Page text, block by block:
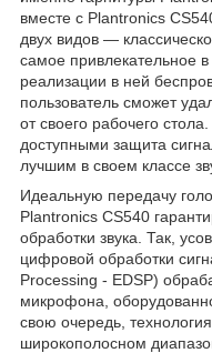
вместе с Plantronics
двух видов —
самое привлекательное
реализации в ней
пользователь сможет
от своего рабочего
доступными защита
лучшим в своем классе
Идеальную передачу
Plantronics CS540
обработки звука. Так,
цифровой обработки
Processing - EDSP)
микрофона,
свою очередь,
широкополосном